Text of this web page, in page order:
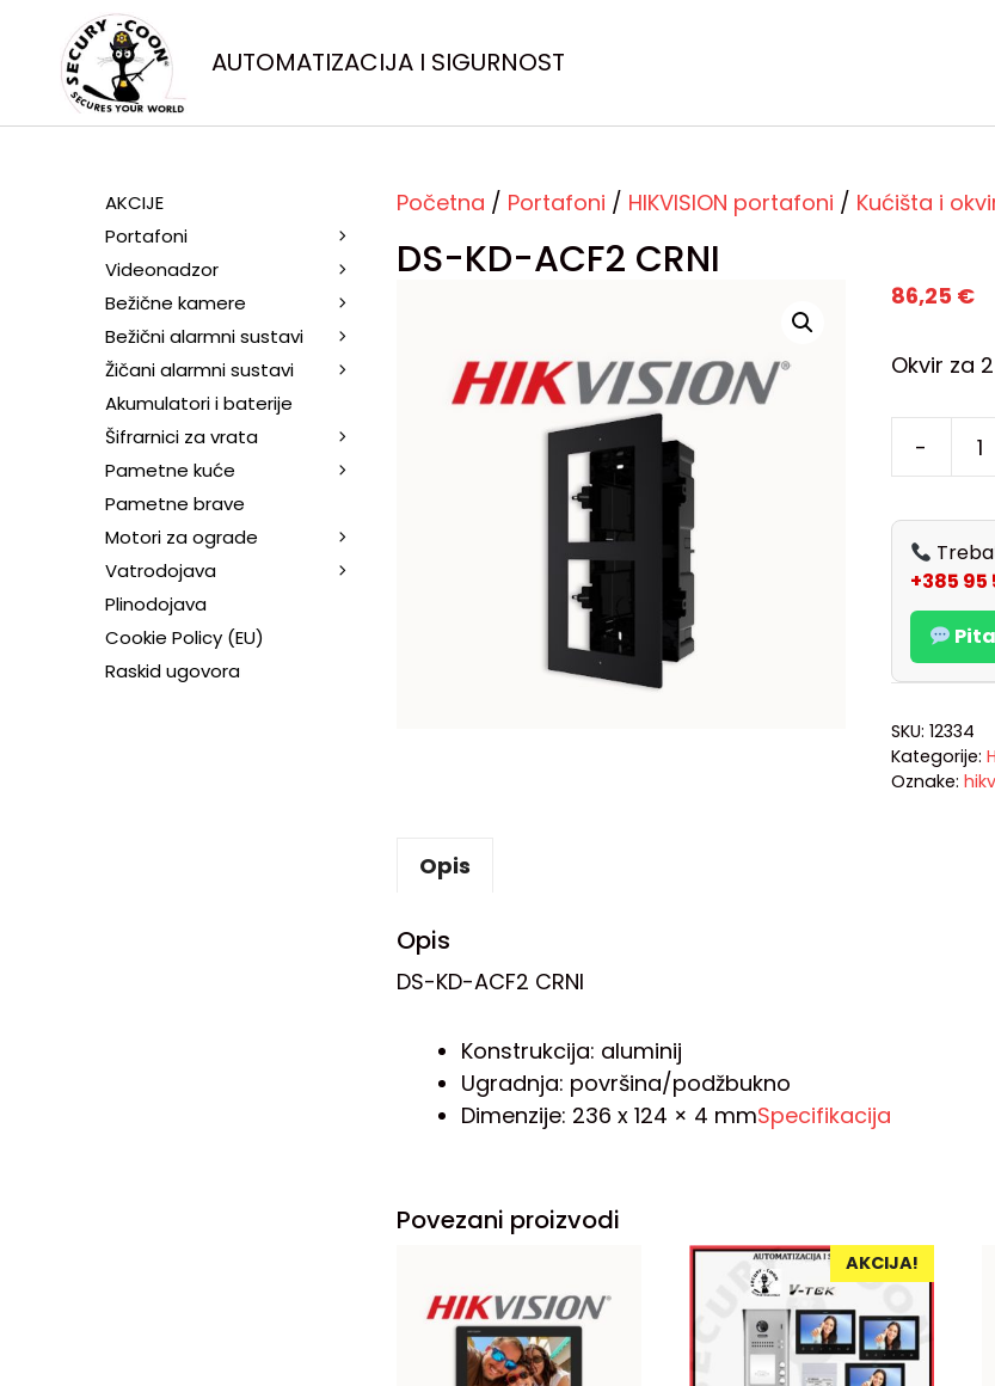
AUTOMATIZACIJA I SIGURNOST
Početna / Portafoni / HIKVISION portafoni / Kućišta i
DS-KD-ACF2 CRNI
86,25 €
Okvir za
-
+385 95
SKU: 12334
Kategorije:
Oznake:
Opis
Opis
DS-KD-ACF2 CRNI
Konstrukcija: aluminij
Ugradnja: površina/podžbukno
Dimenzije: 236 x 124 × 4 mmSpecifikacija
Povezani proizvodi
AKCIJA!
AKCIJE
Portafoni
Videonadzor
Bežične kamere
Bežični alarmni sustavi
Žičani alarmni sustavi
Akumulatori i baterije
Šifrarnici za vrata
Pametne kuće
Pametne brave
Motori za ograde
Vatrodojava
Plinodojava
Cookie Policy (EU)
Raskid ugovora